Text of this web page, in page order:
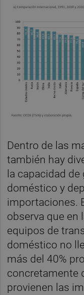
Dentro de las
también hay
la capacidad
doméstico y
importaciones.
observa que en
equipos de
doméstico no
más del 40%
concretamente
provienen las